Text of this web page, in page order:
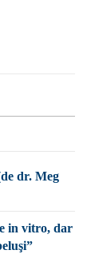
dr. Meg
in vitro, dar